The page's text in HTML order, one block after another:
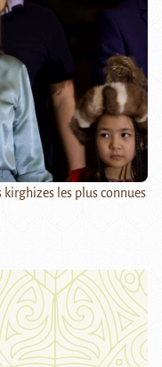
les plus connues